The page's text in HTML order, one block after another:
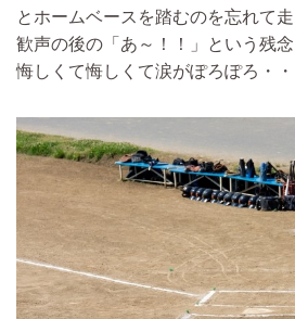
とホームベースを踏むのを忘れて
歓声の後の「あ～！！」という残
悔しくて悔しくて涙がぽろぽろ・・